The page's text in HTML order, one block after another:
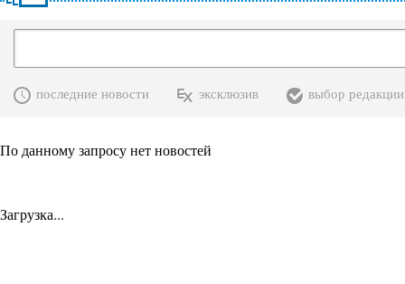
последние новости эксклюзив выбор редакции
По данному запросу нет новостей
Загрузка...